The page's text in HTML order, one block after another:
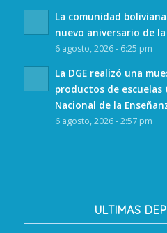
La comunidad
nuevo aniversario de
6 agosto, 2026 - 6:25 pm
La DGE realizó una
productos de escuelas
Nacional de la
6 agosto, 2026 - 2:57 pm
ULTIMAS